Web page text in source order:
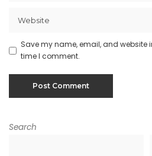
Save my name, email, and website
time I comment.
Search